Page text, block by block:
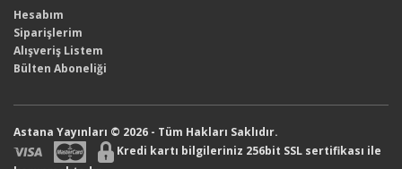
Hesabım
Siparişlerim
Alışveriş Listem
Bülten Aboneliği
Astana Yayınları © 2026 - Tüm Hakları Saklıdır.
Kredi kartı bilgileriniz 256bit SSL sertifikası ile